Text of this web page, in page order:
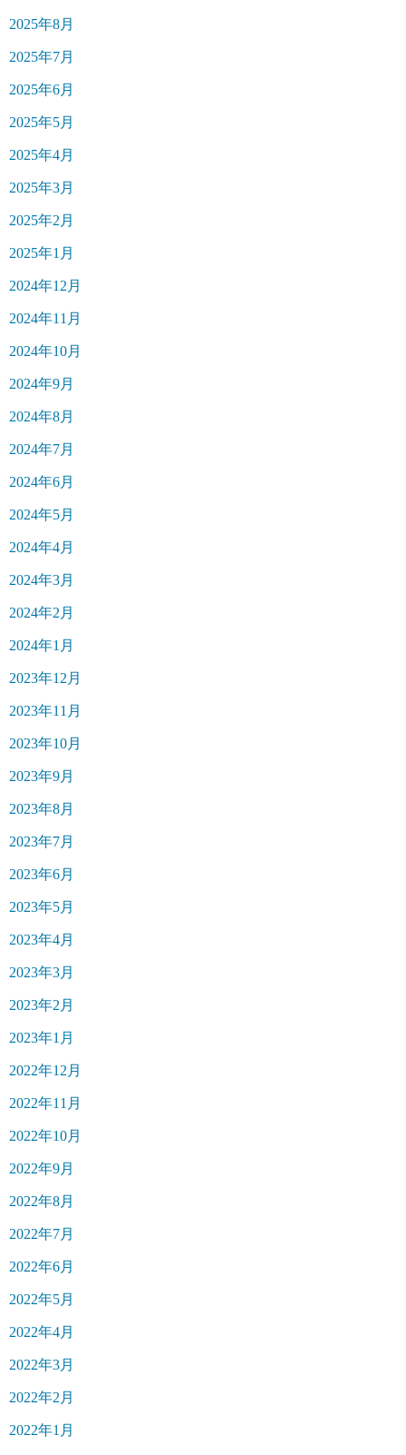
2025年8月
2025年7月
2025年6月
2025年5月
2025年4月
2025年3月
2025年2月
2025年1月
2024年12月
2024年11月
2024年10月
2024年9月
2024年8月
2024年7月
2024年6月
2024年5月
2024年4月
2024年3月
2024年2月
2024年1月
2023年12月
2023年11月
2023年10月
2023年9月
2023年8月
2023年7月
2023年6月
2023年5月
2023年4月
2023年3月
2023年2月
2023年1月
2022年12月
2022年11月
2022年10月
2022年9月
2022年8月
2022年7月
2022年6月
2022年5月
2022年4月
2022年3月
2022年2月
2022年1月